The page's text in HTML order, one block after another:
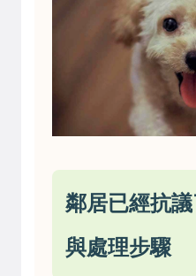
鄰居已經抗
與處理步驟